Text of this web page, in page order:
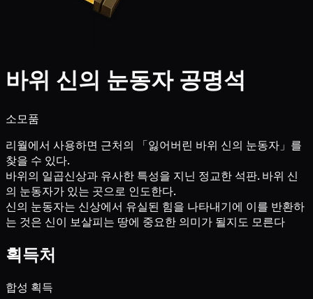
바위 신의 눈동자 공명석
소모품
리월에서 사용하면 근처의 「잃어버린 바위 신의 눈동자」를
찾을 수 있다.
바위의 일곱신상과 유사한 특성을 지닌 정교한 석판. 바위 신
의 눈동자가 있는 곳으로 인도한다.
신의 눈동자는 신상에서 유실된 힘을 나타내기에 이를 반환하
는 것은 신이 보살피는 땅에 중요한 의미가 될지도 모른다
획득처
합성 획득